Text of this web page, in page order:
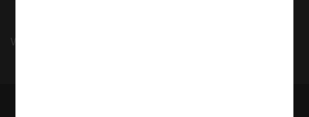
Webbhotell, Molnlagring, Webbshop & Server